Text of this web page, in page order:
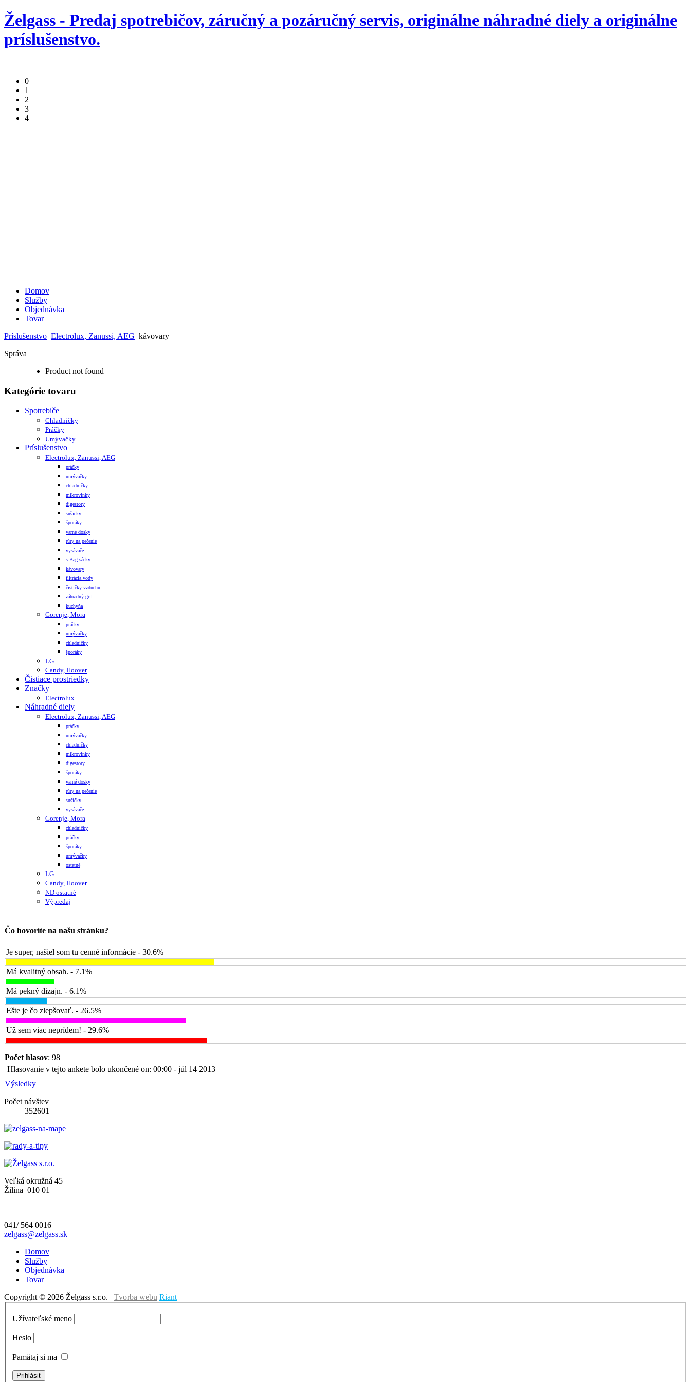
Želgass - Predaj spotrebičov, záručný a pozáručný servis, originálne náhradné diely a originálne
príslušenstvo.
0
1
2
3
4
Domov
Služby
Objednávka
Tovar
Príslušenstvo Electrolux, Zanussi, AEG kávovary
Správa
Product not found
Kategórie tovaru
Spotrebiče
Chladničky
Práčky
Umývačky
Príslušenstvo
Electrolux, Zanussi, AEG
práčky
umývačky
chladničky
mikrovlnky
digestory
sušičky
šporáky
varné dosky
rúry na pečenie
vysávače
s-Bag sáčky
kávovary
filtrácia vody
čističky vzduchu
záhradný gril
kuchyňa
Gorenje, Mora
práčky
umývačky
chladničky
šporáky
LG
Candy, Hoover
Čistiace prostriedky
Značky
Electrolux
Náhradné diely
Electrolux, Zanussi, AEG
práčky
umývačky
chladničky
mikrovlnky
digestory
šporáky
varné dosky
rúry na pečenie
sušičky
vysávače
Gorenje, Mora
chladničky
práčky
šporáky
umývačky
ostatné
LG
Candy, Hoover
ND ostatné
Výpredaj
Čo hovoríte na našu stránku?
Je super, našiel som tu cenné informácie - 30.6%
Má kvalitný obsah. - 7.1%
Má pekný dizajn. - 6.1%
Ešte je čo zlepšovať. - 26.5%
Už sem viac neprídem! - 29.6%
Počet hlasov: 98
Hlasovanie v tejto ankete bolo ukončené on: 00:00 - júl 14 2013
Výsledky
Počet návštev
352601
Veľká okružná 45
Žilina 010 01
041/ 564 0016
zelgass@zelgass.sk
Domov
Služby
Objednávka
Tovar
Copyright © 2026 Želgass s.r.o. | Tvorba webu Riant
Užívateľské meno
Heslo
Pamätaj si ma